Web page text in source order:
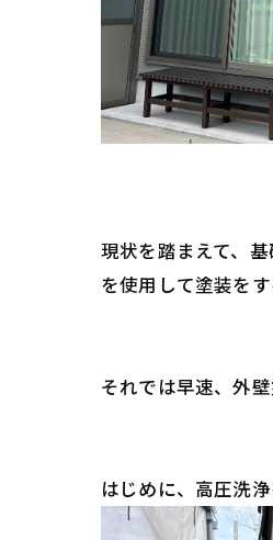
現状を踏まえて、
を使用して塗装を
それでは早速、外
はじめに、高圧洗